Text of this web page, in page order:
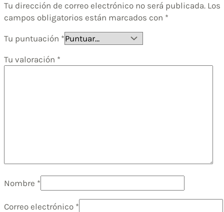
Tu dirección de correo electrónico no será publicada. Los
campos obligatorios están marcados con *
Tu puntuación *
Tu valoración *
Nombre *
Correo electrónico *